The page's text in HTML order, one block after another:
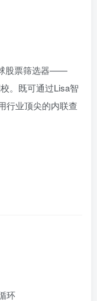
股票筛选器——
。既可通过Lisa智
行业顶尖的内联查
环